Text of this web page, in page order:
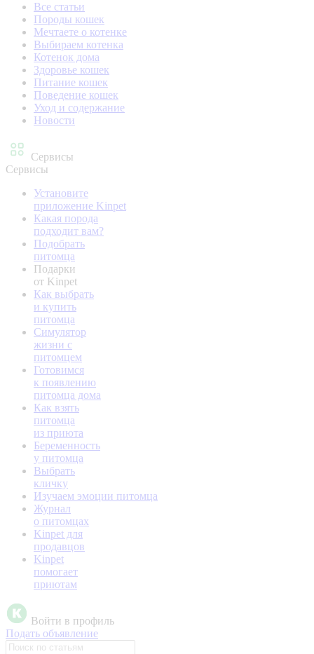
Все статьи
Породы кошек
Мечтаете о котенке
Выбираем котенка
Котенок дома
Здоровье кошек
Питание кошек
Поведение кошек
Уход и содержание
Новости
Сервисы
Сервисы
Установите
приложение Kinpet
Какая порода
подходит вам?
Подобрать
питомца
Подарки
от Kinpet
Как выбрать
и купить
питомца
Симулятор
жизни с
питомцем
Готовимся
к появлению
питомца дома
Как взять
питомца
из приюта
Беременность
у питомца
Выбрать
кличку
Изучаем эмоции питомца
Журнал
о питомцах
Kinpet для
продавцов
Kinpet
помогает
приютам
Войти в профиль
Подать объявление